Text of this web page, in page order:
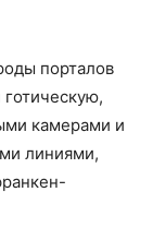
порталов
готическую,
камерами и
линиями,